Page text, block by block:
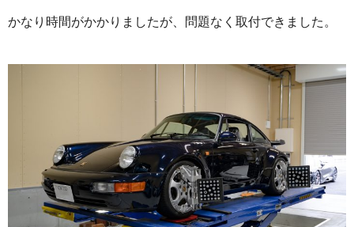
かなり時間がかかりましたが、問題なく取付できました。